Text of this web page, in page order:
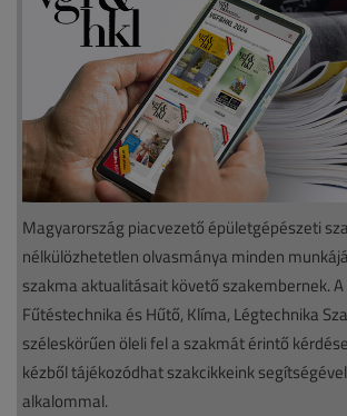
Magyarország piacvezető épületgépészeti
nélkülözhetetlen olvasmánya minden
szakma aktualitásait követő szakembernek. A
Fűtéstechnika és Hűtő, Klíma, Légtechnika
széleskörűen öleli fel a szakmát érintő
kézből tájékozódhat szakcikkeink
alkalommal.